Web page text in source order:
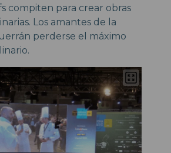
compiten para crear obras
Los amantes de la
perderse el máximo